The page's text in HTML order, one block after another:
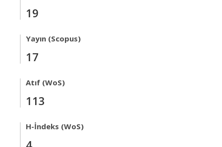
19
Yayın (Scopus)
17
Atıf (WoS)
113
H-İndeks (WoS)